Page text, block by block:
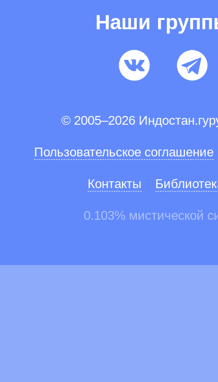
Наши
© 2005–2026
Пользовательское соглашение
Контакты
0.103% мистической